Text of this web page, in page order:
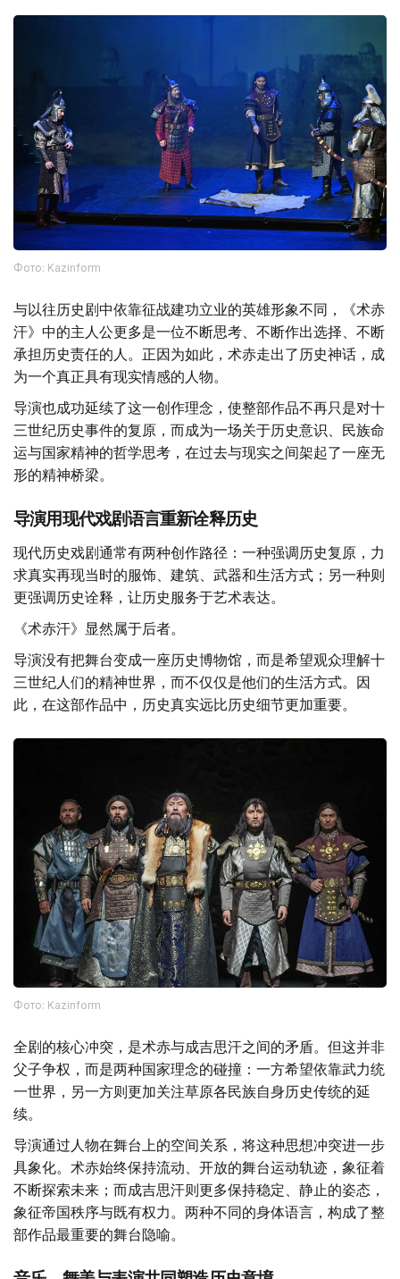
Фото: Kazinform
与以往历史剧中依靠征战建功立业的英雄形象不同，《术赤
汗》中的主人公更多是一位不断思考、不断作出选择、不断
承担历史责任的人。正因为如此，术赤走出了历史神话，成
为一个真正具有现实情感的人物。
导演也成功延续了这一创作理念，使整部作品不再只是对十
三世纪历史事件的复原，而成为一场关于历史意识、民族命
运与国家精神的哲学思考，在过去与现实之间架起了一座无
形的精神桥梁。
导演用现代戏剧语言重新诠释历史
现代历史戏剧通常有两种创作路径：一种强调历史复原，力
求真实再现当时的服饰、建筑、武器和生活方式；另一种则
更强调历史诠释，让历史服务于艺术表达。
《术赤汗》显然属于后者。
导演没有把舞台变成一座历史博物馆，而是希望观众理解十
三世纪人们的精神世界，而不仅仅是他们的生活方式。因
此，在这部作品中，历史真实远比历史细节更加重要。
Фото: Kazinform
全剧的核心冲突，是术赤与成吉思汗之间的矛盾。但这并非
父子争权，而是两种国家理念的碰撞：一方希望依靠武力统
一世界，另一方则更加关注草原各民族自身历史传统的延
续。
导演通过人物在舞台上的空间关系，将这种思想冲突进一步
具象化。术赤始终保持流动、开放的舞台运动轨迹，象征着
不断探索未来；而成吉思汗则更多保持稳定、静止的姿态，
象征帝国秩序与既有权力。两种不同的身体语言，构成了整
部作品最重要的舞台隐喻。